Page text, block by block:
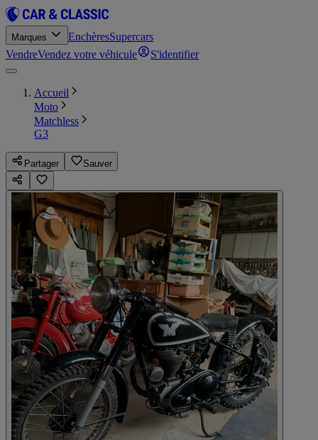
Marques EnchèresSupercars
VendreVendez votre véhicule S'identifier
Accueil
Moto
Matchless
G3
Partager Sauver